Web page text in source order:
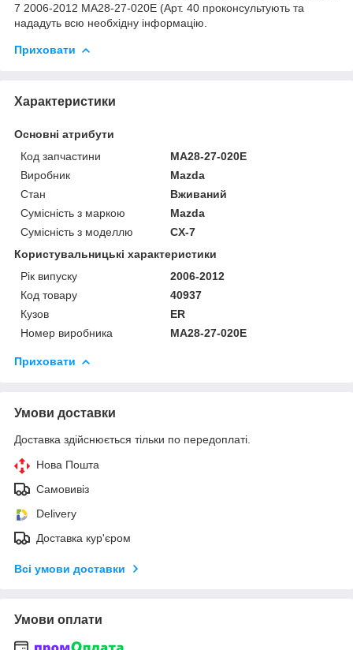
7 2006-2012 MA28-27-020E (Арт. 40 проконсультують та
нададуть всю необхідну інформацію.
Приховати
Характеристики
Основні атрибути
Код запчастини
MA28-27-020E
Виробник
Mazda
Стан
Вживаний
Сумісність з маркою
Mazda
Сумісність з моделлю
CX-7
Користувальницькі характеристики
Рік випуску
2006-2012
Код товару
40937
Кузов
ER
Номер виробника
MA28-27-020E
Приховати
Умови доставки
Доставка здійснюється тільки по передоплаті.
Нова Пошта
Самовивіз
Delivery
Доставка кур'єром
Всі умови доставки
Умови оплати